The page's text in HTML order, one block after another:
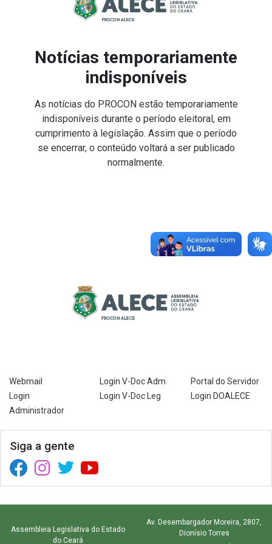
Notícias temporariamente
indisponíveis
As notícias do PROCON estão temporariamente
indisponíveis durante o período eleitoral, em
cumprimento à legislação. Assim que o período
se encerrar, o conteúdo voltará a ser publicado
normalmente.
Webmail
Login
Administrador
Login V-Doc Adm
Login V-Doc Leg
Portal do Servidor
Login DOALECE
Siga a gente
Facebook (abre em nova janela)
Instagram (abre em nova janela)
Twitter (abre em nova janela)
YouTube (abre em nova janela)
Assembleia Legislativa do Estado
do Ceará
Av. Desembargador Moreira, 2807,
Dionísio Torres